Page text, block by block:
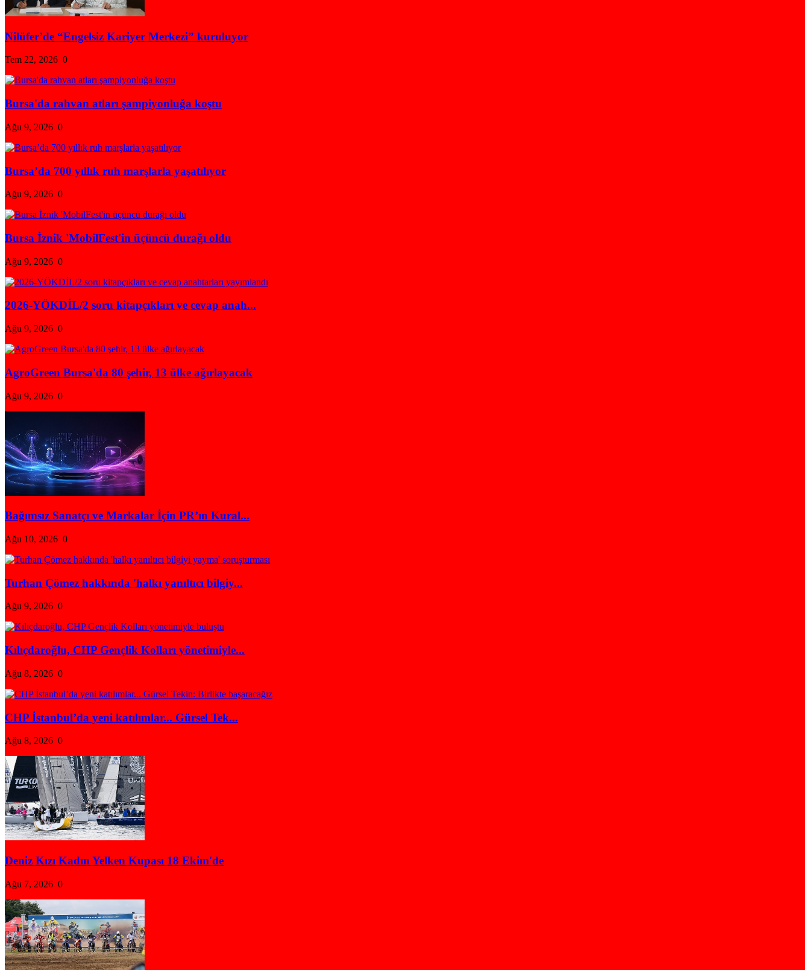
Nilüfer’de “Engelsiz Kariyer Merkezi” kuruluyor
Tem 22, 2026 0
Bursa'da rahvan atları şampiyonluğa koştu
Ağu 9, 2026 0
Bursa’da 700 yıllık ruh marşlarla yaşatılıyor
Ağu 9, 2026 0
Bursa İznik 'MobilFest'in üçüncü durağı oldu
Ağu 9, 2026 0
2026-YÖKDİL/2 soru kitapçıkları ve cevap anah...
Ağu 9, 2026 0
AgroGreen Bursa'da 80 şehir, 13 ülke ağırlayacak
Ağu 9, 2026 0
Bağımsız Sanatçı ve Markalar İçin PR’ın Kural...
Ağu 10, 2026 0
Turhan Çömez hakkında 'halkı yanıltıcı bilgiy...
Ağu 9, 2026 0
Kılıçdaroğlu, CHP Gençlik Kolları yönetimiyle...
Ağu 8, 2026 0
CHP İstanbul’da yeni katılımlar... Gürsel Tek...
Ağu 8, 2026 0
Deniz Kızı Kadın Yelken Kupası 18 Ekim'de
Ağu 7, 2026 0